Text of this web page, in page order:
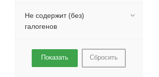
Не содержит (без)
галогенов
Сбросить